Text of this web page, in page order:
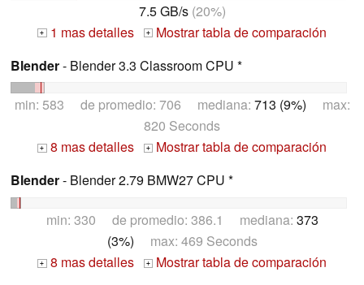
7.5 GB/s(20%)
+ 1 mas detalles +
Mostrar tabla de comparación
Blender- Blender 3.3 Classroom CPU *
min: 583 de promedio: 706 mediana: 713 (9%) max:
820 Seconds
+ 8 mas detalles +
Mostrar tabla de comparación
Blender- Blender 2.79 BMW27 CPU *
min: 330 de promedio: 386.1 mediana: 373
(3%) max: 469 Seconds
+ 8 mas detalles +
Mostrar tabla de comparación